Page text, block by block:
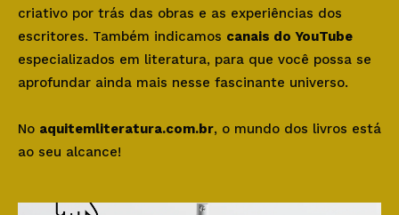
criativo por trás das obras e as experiências dos
escritores. Também indicamos canais do YouTube
especializados em literatura, para que você possa se
aprofundar ainda mais nesse fascinante universo.
No aquitemliteratura.com.br, o mundo dos livros está
ao seu alcance!